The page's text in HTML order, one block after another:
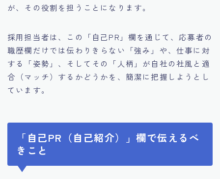
が、その役割を担うことになります。
採用担当者は、この「自己PR」欄を通じて、応募者の
職歴欄だけでは伝わりきらない「強み」や、仕事に対
する「姿勢」、そしてその「人柄」が自社の社風と適
合（マッチ）するかどうかを、簡潔に把握しようとし
ています。
「自己PR（自己紹介）」欄で伝えるべ
きこと